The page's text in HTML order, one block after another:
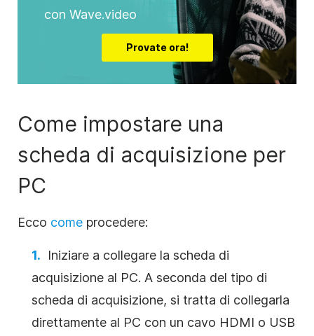
con Wave.video
Provate ora!
Come impostare una
scheda di acquisizione per
PC
Ecco come procedere:
Iniziare a collegare la scheda di
acquisizione al PC. A seconda del tipo di
scheda di acquisizione, si tratta di collegarla
direttamente al PC con un cavo HDMI o USB